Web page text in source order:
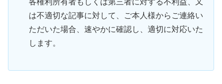
各権利所有者もしくは第三者に対する不利益、又
は不適切な記事に対して、ご本人様からご連絡い
ただいた場合、速やかに確認し、適切に対応いた
します。